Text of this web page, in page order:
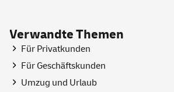
Verwandte Themen
Für Privatkunden
Für Geschäftskunden
Umzug und Urlaub